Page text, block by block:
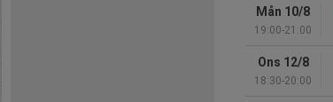
Mån 10/8
19:00-21:00
Ons 12/8
18:30-20:00